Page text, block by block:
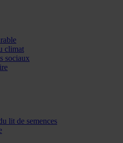
climat
sociaux
lit de semences